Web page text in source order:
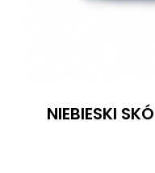
NIEBIESKI